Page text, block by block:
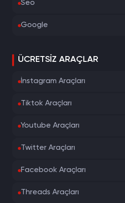
Seo
Google
ÜCRETSIZ ARAÇLAR
İnstagram Araçları
Tiktok Araçları
Youtube Araçları
Twitter Araçları
Facebook Araçları
Threads Araçları